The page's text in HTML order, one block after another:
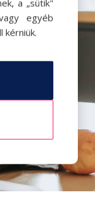
a „sütik"
egyéb
kérniük.